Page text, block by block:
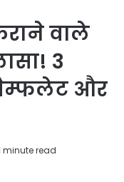
वाले
3
पैम्फलेट और
minute read